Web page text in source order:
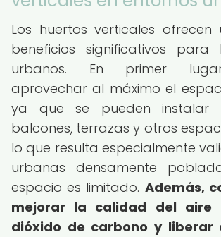
Los huertos verticales ofrecen
beneficios significativos para
urbanos. En primer
aprovechar al máximo el
ya que se pueden instalar
balcones, terrazas y otros
lo que resulta especialmente
urbanas densamente
espacio es limitado. Además,
mejorar la calidad del aire
dióxido de carbono y liberar